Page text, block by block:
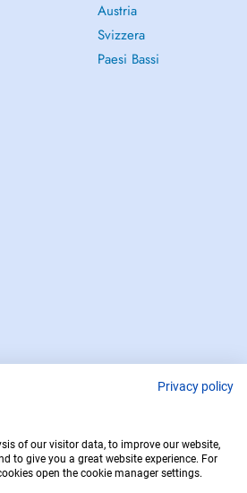
Austria
Svizzera
Paesi Bassi
CONSULTARE : 112
Privacy policy
of our visitor data, to improve our website,
to give you a great website experience. For
open the cookie manager settings.